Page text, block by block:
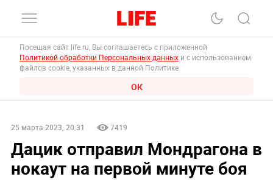
Посещая сайт life.ru, Вы соглашаетесь с приложенной
Политикой обработки Персональных данных и с использованием
файлов cookie, указанных в данной Политике.
ОК
25 марта 2023, 20:31 7419
Дацик отправил Мондрагона в
нокаут на первой минуте боя